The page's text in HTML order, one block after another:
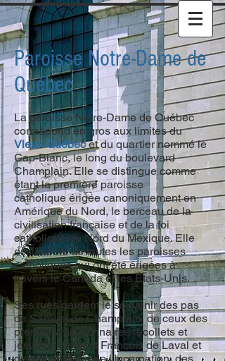
Paroisse Notre-Dame de
Québec
La paroisse Notre-Dame de Québec
correspond en gros aux limites du
Vieux-Québecet du quartier nommé le
Cap-Blanc, le long du boulevard
Champlain. Elle se distingue comme
étant la première paroisse
catholique érigée canoniquement en
Amérique du Nord, le berceau de la
civilisation française et de la foi
catholique au Nord du Mexique. Elle
est l’aïeule de toutes les paroisses
catholiques qui ont été érigées à
travers le Canada et les États-Unis.
Ses rues gardent le souvenir des pas
de Samuel de Champlain, de ceux des
premiers missionnaires récollets et
jésuites, de saint François de Laval et